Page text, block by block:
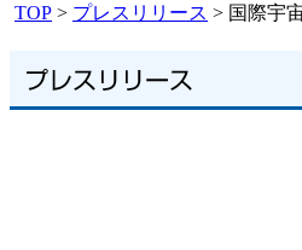
TOP > プレスリリース > 国際宇